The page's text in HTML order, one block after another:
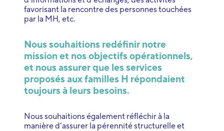
favorisant la rencontre des personnes touchées
par la MH, etc.
Nous souhaitions redéfinir notre
mission et nos objectifs opérationnels,
et nous assurer que les services
proposés aux familles H répondaient
toujours à leurs besoins.
Nous souhaitions également réfléchir à la
manière d’assurer la pérennité structurelle et